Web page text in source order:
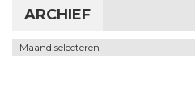
ARCHIEF
Archief